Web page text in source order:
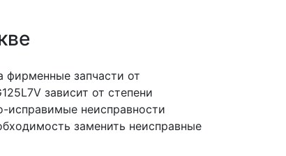
запчасти от
зависит от степени
исправимые неисправности
заменить неисправные